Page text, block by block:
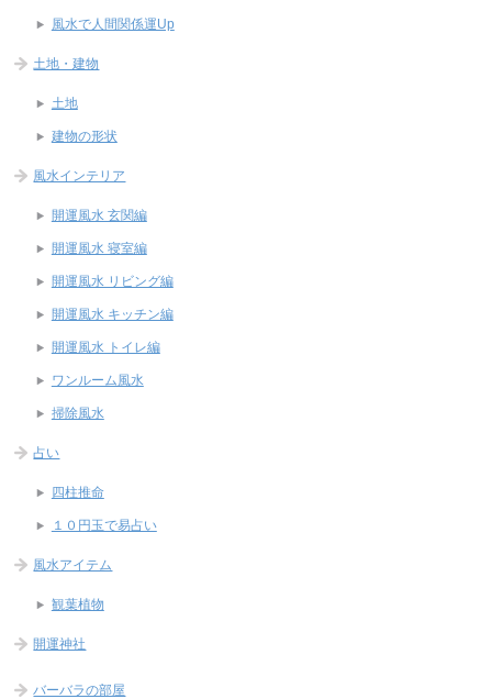
風水で人間関係運Up
土地・建物
土地
建物の形状
風水インテリア
開運風水 玄関編
開運風水 寝室編
開運風水 リビング編
開運風水 キッチン編
開運風水 トイレ編
ワンルーム風水
掃除風水
占い
四柱推命
１０円玉で易占い
風水アイテム
観葉植物
開運神社
バーバラの部屋